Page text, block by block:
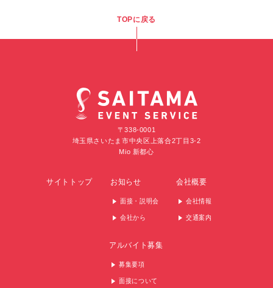
TOPに戻る
〒338-0001
埼玉県さいたま市中央区上落合2丁目3-2
Mio 新都心
サイトトップ お知らせ
面接・説明会
会社から
会社概要
会社情報
交通案内
アルバイト募集
募集要項
面接について